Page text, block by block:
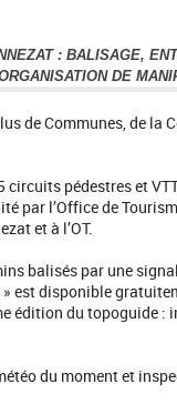
: BALISAGE,
DE
de Communes, de la
pédestres et
par l’Office de
et à l’OT.
balisés par une
disponible
édition du topoguide
du moment et